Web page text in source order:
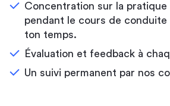
Concentration sur la
pendant le cours de conduite
ton temps.
Évaluation et feedback à
Un suivi permanent par nos